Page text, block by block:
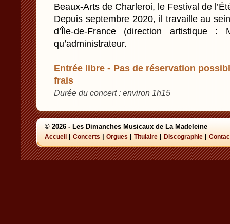
Beaux-Arts de Charleroi, le Festival de
Depuis septembre 2020, il travaille au
d’Île-de-France (direction artistique :
qu’administrateur.
Entrée libre - Pas de réservation
frais
Durée du concert : environ 1h15
© 2026 - Les Dimanches Musicaux de La Madeleine
Accueil Concerts Orgues Titulaire Discographie